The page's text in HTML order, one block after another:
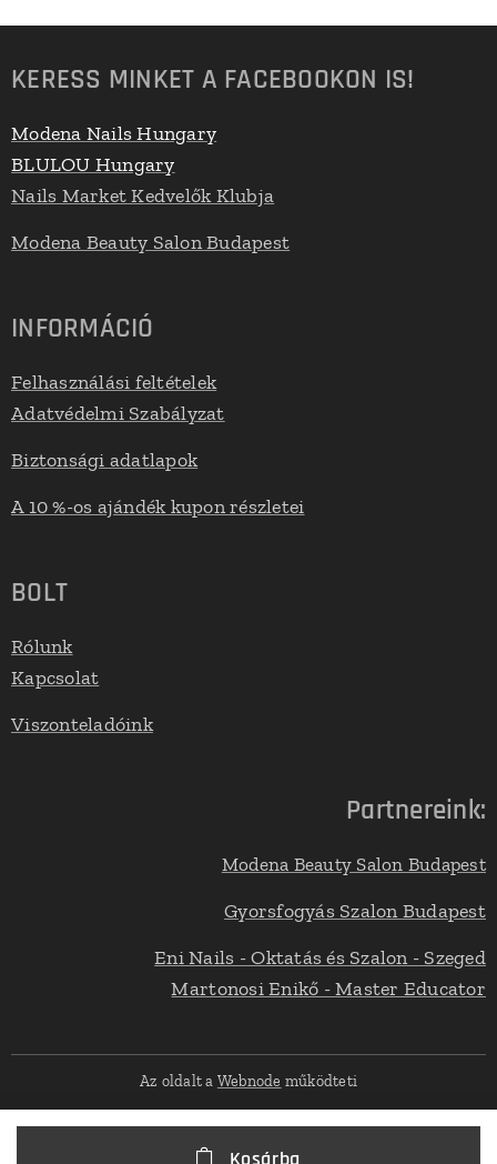
KERESS MINKET A FACEBOOKON IS!
Modena Nails Hungary
BLULOU Hungary
Nails Market Kedvelők Klubja
Modena Beauty Salon Budapest
INFORMÁCIÓ
Felhasználási feltételek
Adatvédelmi Szabályzat
Biztonsági adatlapok
A 10 %-os ajándék kupon részletei
BOLT
Rólunk
Kapcsolat
Viszonteladóink
Partnereink:
Modena Beauty Salon Budapest
Gyorsfogyás Szalon Budapest
Eni Nails - Oktatás és Szalon - Szeged
Martonosi Enikő - Master Educator
Az oldalt a Webnode működteti